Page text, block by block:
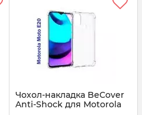
Чохол-накладка BeCover
Anti-Shock для Motorola